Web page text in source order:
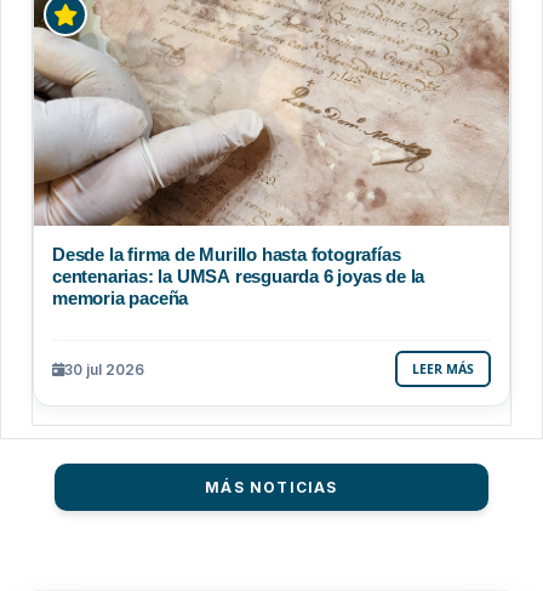
Desde la firma de Murillo hasta fotografías
centenarias: la UMSA resguarda 6 joyas de la
memoria paceña
30 jul 2026 LEER MÁS
MÁS NOTICIAS